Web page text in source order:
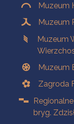
Muzeum
Muzeum
Muzeum
Muzeum
Zagroda
bryg.